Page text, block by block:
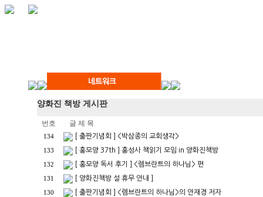
양화진 책방 게시판
번호 글 제 목
134 [ 출판기념회 ] <박삼종의 교회생각>
133 [ 홍모양 37th ] 홍성사 책읽기 모임 in 양화진책방
132 [ 홍모양 독서 후기 ] <렘브란트의 하나님> 편
131 [ 양화진책방 설 휴무 안내 ]
130 [ 출판기념회 ] <렘브란트의 하나님>의 안재경 저자